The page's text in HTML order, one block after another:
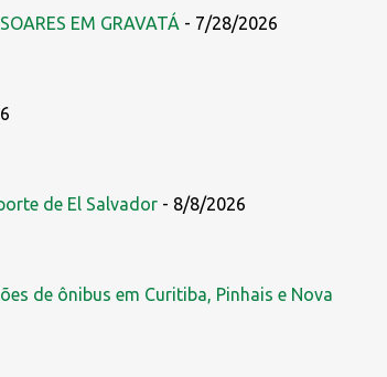
EM GRAVATÁ - 7/28/2026
de El Salvador - 8/8/2026
de ônibus em Curitiba, Pinhais e Nova